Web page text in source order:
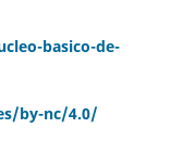
basico-de-
by-nc/4.0/